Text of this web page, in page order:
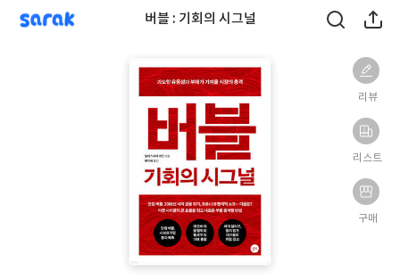
sarak 버블 : 기회의 시그널
리뷰
리스트
구매